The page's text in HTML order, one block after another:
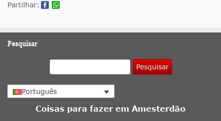
Partilhar:
Pesquisar
Pesquisar
Português
Coisas para fazer em Amesterdão